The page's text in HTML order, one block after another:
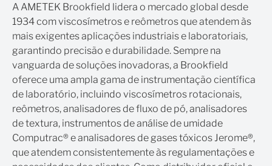
rotacional DV2Plus?
Instrumento DV2Plus
Spindles (4 spindles LV e 6 spindles
Case de transporte
Suporte para laboratório
Protetor de spindle (LV/RV)
Download gratuito do software de análise por 30
dias
Explicações sobre os torques
A AMETEK Brookfield lidera o mercado global desde
1934 com viscosímetros e reômetros que atendem às
mais exigentes aplicações industriais e laboratoriais,
garantindo precisão e durabilidade. Sempre na
vanguarda de soluções inovadoras, a Brookfield
oferece uma ampla gama de instrumentação científica
de laboratório, incluindo viscosímetros rotacionais,
reômetros, analisadores de fluxo de pó, analisadores
de textura, instrumentos de análise de umidade
Computrac® e analisadores de gases tóxicos Jerome®,
que atendem consistentemente às regulamentações e